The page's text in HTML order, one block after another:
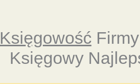
Księgowość
Księgowy